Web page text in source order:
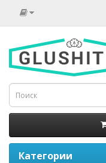
Категории